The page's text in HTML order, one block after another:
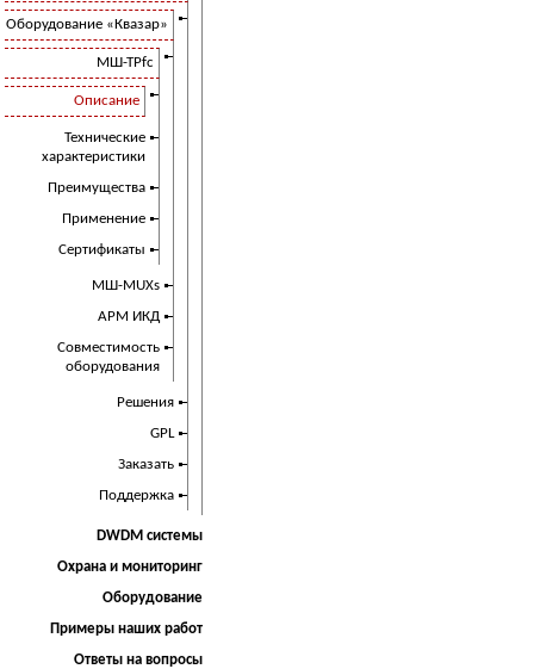
Оборудование «Квазар»
МШ-ТРfc
Описание
Технические
характеристики
Преимущества
Применение
Сертификаты
МШ-MUXs
АРМ ИКД
Совместимость
оборудования
Решения
GPL
Заказать
Поддержка
DWDM системы
Охрана и мониторинг
Оборудование
Примеры наших работ
Ответы на вопросы